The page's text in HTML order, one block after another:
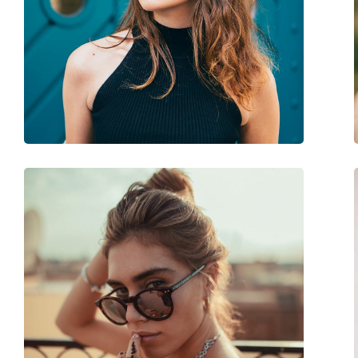
Longueur des branches:
140 mm
Largeur du pont:
24 mm
Poids:
40 g
Plaquettes de nez ajustables:
Oui
Accessoires
Étui:
Oui
Tissu de nettoyage:
Oui
Catégorie:
Lunettes de soleil
Marque:
Prada
Utilisation:
Mode
Code:
0PR 18US 2AU4P0